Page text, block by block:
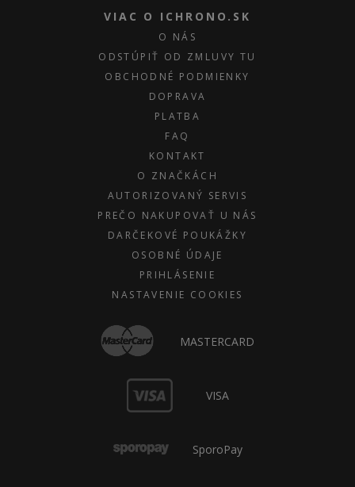
VIAC O ICHRONO.SK
O NÁS
ODSTÚPIŤ OD ZMLUVY TU
OBCHODNÉ PODMIENKY
DOPRAVA
PLATBA
FAQ
KONTAKT
O ZNAČKÁCH
AUTORIZOVANÝ SERVIS
PREČO NAKUPOVAŤ U NÁS
DARČEKOVÉ POUKÁŽKY
OSOBNÉ ÚDAJE
PRIHLÁSENIE
NASTAVENIE COOKIES
MASTERCARD
VISA
SporoPay